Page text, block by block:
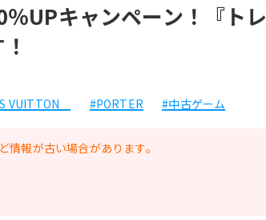
UPキャンペーン！『トレ
VUITTON #PORTER #中古ゲーム
報が古い場合があります。